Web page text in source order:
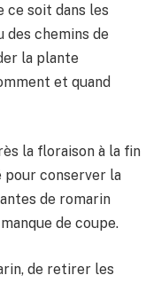
ce soit dans les
des chemins de
la plante
et quand
la floraison à la fin
pour conserver la
de romarin
de coupe.
de retirer les